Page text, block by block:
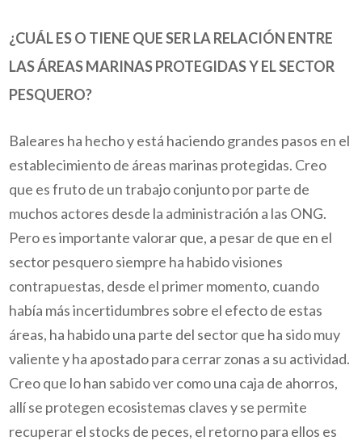
¿CUÁL ES O TIENE QUE SER LA RELACIÓN ENTRE
LAS ÁREAS MARINAS PROTEGIDAS Y EL SECTOR
PESQUERO?
Baleares ha hecho y está haciendo grandes pasos en el
establecimiento de áreas marinas protegidas. Creo
que es fruto de un trabajo conjunto por parte de
muchos actores desde la administración a las ONG.
Pero es importante valorar que, a pesar de que en el
sector pesquero siempre ha habido visiones
contrapuestas, desde el primer momento, cuando
había más incertidumbres sobre el efecto de estas
áreas, ha habido una parte del sector que ha sido muy
valiente y ha apostado para cerrar zonas a su actividad.
Creo que lo han sabido ver como una caja de ahorros,
allí se protegen ecosistemas claves y se permite
recuperar el stocks de peces, el retorno para ellos es